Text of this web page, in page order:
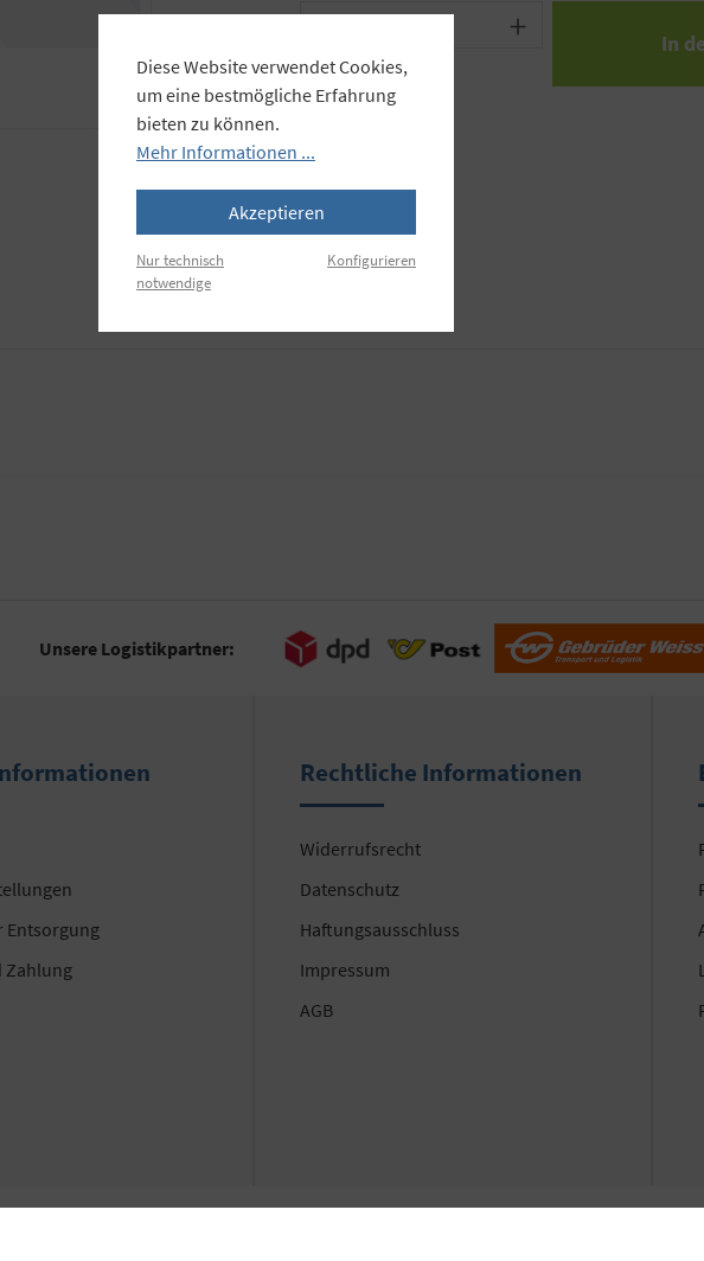
Produkt Anzahl: Gib den
In
Unsere Logistikpartner:
Entsorgung
Zahlung
Rechtliche Informationen
Widerrufsrecht
Datenschutz
Haftungsausschluss
Impressum
AGB
Diese Website verwendet Cookies,
um eine bestmögliche Erfahrung
bieten zu können.
Mehr Informationen ...
Akzeptieren
Nur technisch
notwendige
Konfigurieren